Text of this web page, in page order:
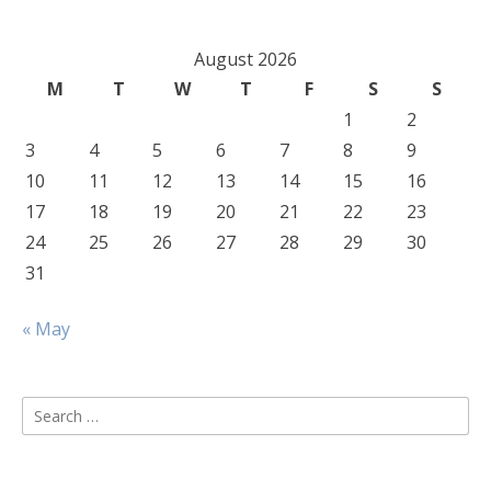
August 2026
M
T W T F S
S
1
2
3
4 5 6 7 8
9
10
11 12 13 14 15
16
17
18 19 20 21 22
23
24
25 26 27 28 29
30
31
« May
Search
for: